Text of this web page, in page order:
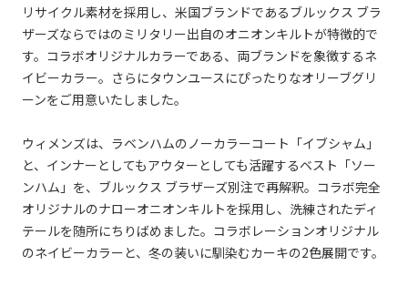
リサイクル素材を採用し、米国ブランドであるブルックス ブラ
ザーズならではのミリタリー出自のオニオンキルトが特徴的で
す。コラボオリジナルカラーである、両ブランドを象徴するネ
イビーカラー。さらにタウンユースにぴったりなオリーブグリ
ーンをご用意いたしました。
ウィメンズは、ラベンハムのノーカラーコート「イブシャム」
と、インナーとしてもアウターとしても活躍するベスト「ソー
ンハム」を、ブルックス ブラザーズ別注で再解釈。コラボ完全
オリジナルのナローオニオンキルトを採用し、洗練されたディ
テールを随所にちりばめました。コラボレーションオリジナル
のネイビーカラーと、冬の装いに馴染むカーキの2色展開です。